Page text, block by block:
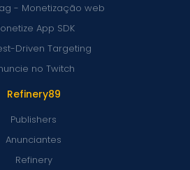
Refinery89
Publishers
Anunciantes
Refinery
- Monetização web
App SDK
Driven Targeting
no Twitch